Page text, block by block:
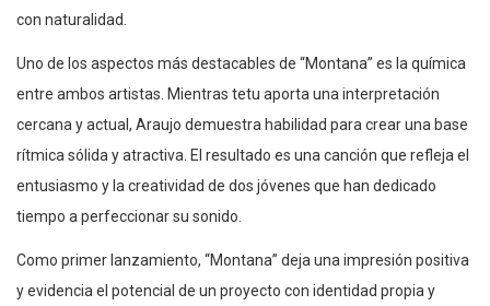
con naturalidad.
Uno de los aspectos más destacables de “Montana” es la química
entre ambos artistas. Mientras tetu aporta una interpretación
cercana y actual, Araujo demuestra habilidad para crear una base
rítmica sólida y atractiva. El resultado es una canción que refleja el
entusiasmo y la creatividad de dos jóvenes que han dedicado
tiempo a perfeccionar su sonido.
Como primer lanzamiento, “Montana” deja una impresión positiva
y evidencia el potencial de un proyecto con identidad propia y